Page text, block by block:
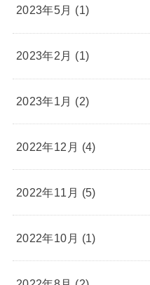
2023年5月 (1)
2023年2月 (1)
2023年1月 (2)
2022年12月 (4)
2022年11月 (5)
2022年10月 (1)